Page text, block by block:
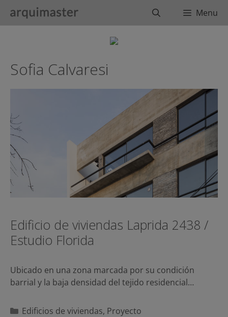
BuscarMenu
Sofia Calvaresi
Edificio de viviendas Laprida 2438 /
Estudio Florida
Ubicado en una zona marcada por su condición
barrial y la baja densidad del tejido residencial…
Categorías
Edificios de viviendas, Proyecto